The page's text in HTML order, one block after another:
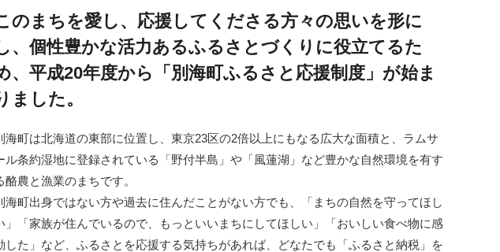
町
高島市
高知県 芸西村
福岡県 大川市
大分県 玖珠町
宮崎県 延岡市 都城市
鹿児島県 東串良町
のまちを愛し、応援してくださる方々の思いを形に
、個性豊かな活力あるふるさとづくりに役立てるた
、平成20年度から「別海町ふるさと応援制度」が始ま
ました。
海町は北海道の東部に位置し、東京23区の2倍以上にもなる広大な面積と、ラムサ
ル条約湿地に登録されている「野付半島」や「風蓮湖」など豊かな自然環境を有す
酪農と漁業のまちです。
海町出身ではない方や過去に住んだことがない方でも、「まちの自然を守ってほし
」「家族が住んでいるので、もっといいまちにしてほしい」「おいしい食べ物に感
した」など、ふるさとを応援する気持ちがあれば、どなたでも「ふるさと納税」を